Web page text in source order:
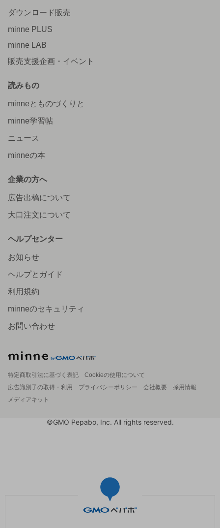
ダウンロード販売
minne PLUS
minne LAB
販売支援企画・イベント
読みもの
minneとものづくりと
minne学習帖
ニュース
minneの本
企業の方へ
広告出稿について
大口注文について
ヘルプセンター
お知らせ
ヘルプとガイド
利用規約
minneのセキュリティ
お問い合わせ
特定商取引法に基づく表記
Cookieの使用について
広告識別子の取得・利用
プライバシーポリシー 会社概要
採用情報
メディアキット
©GMO Pepabo, Inc. All rights reserved.